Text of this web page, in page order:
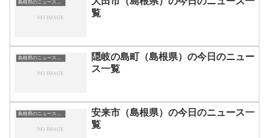
覧
隠岐の島町（島根県）の今日のニュー
ス一覧
安来市（島根県）の今日のニュース一
覧